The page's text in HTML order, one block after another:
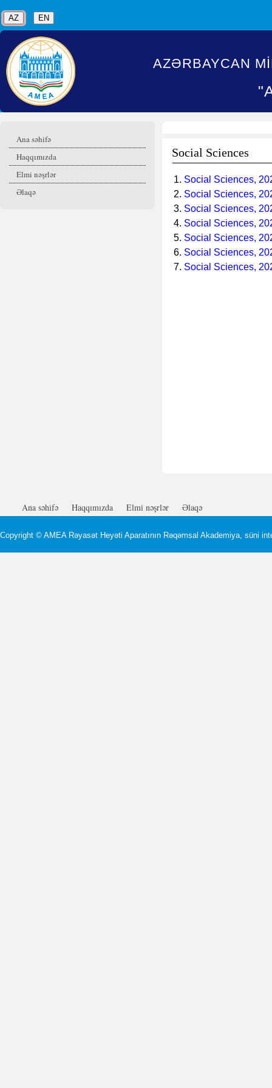
AZ EN
AZƏRBAYCAN
Ana səhifə
Haqqımızda
Elmi nəşrlər
Əlaqə
Social Sciences
1. Social Sciences,
2. Social Sciences,
3. Social Sciences,
4. Social Sciences,
5. Social Sciences,
6. Social Sciences,
7. Social Sciences,
Ana səhifə Haqqımızda Elmi nəşrlər Əlaqə
Copyright © AMEA Rəyasət Heyəti Aparatının Rəqəmsal Akademiya, süni